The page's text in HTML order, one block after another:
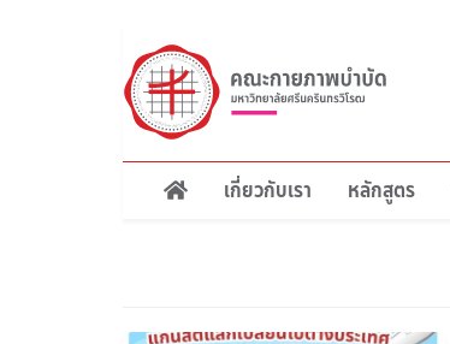
เกี่ยวกับเรา หลักสูตร